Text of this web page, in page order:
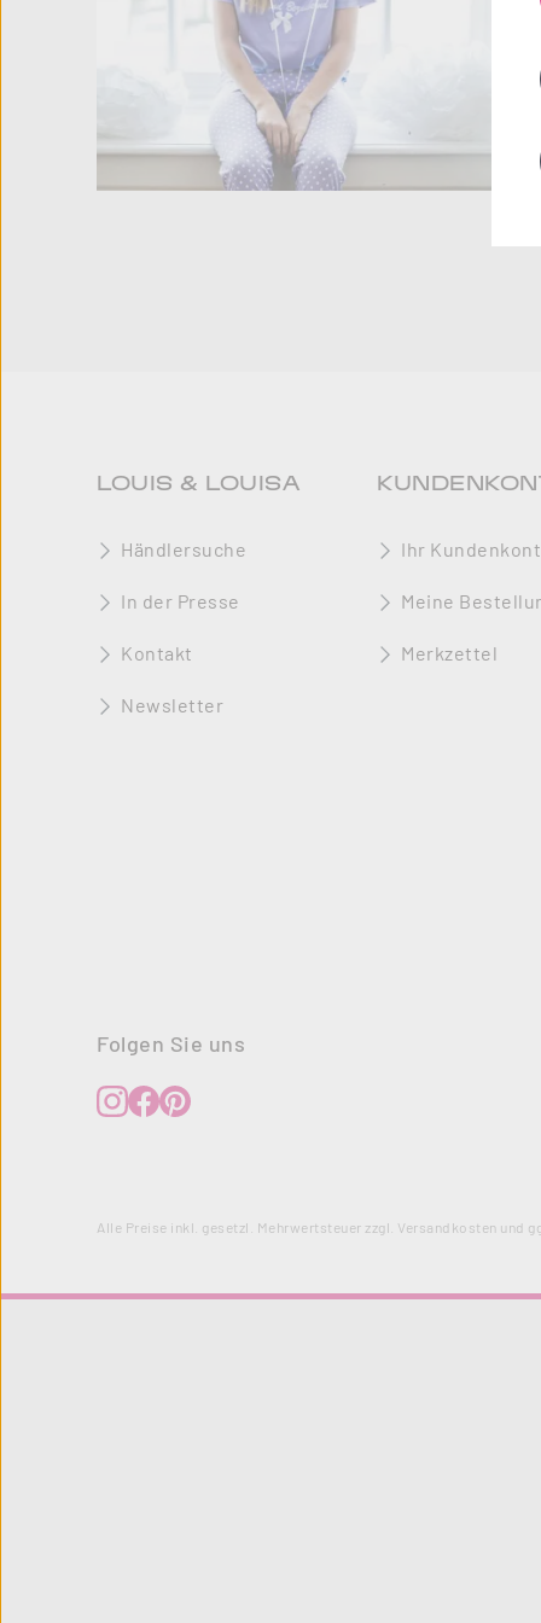
LOUIS & LOUISA
Händlersuche
In der Presse
Kontakt
Newsletter
Ihr
Meine
Merkzettel
Folgen Sie uns
Alle Preise inkl. gesetzl. Mehrwertsteuer zzgl. Versandkosten und